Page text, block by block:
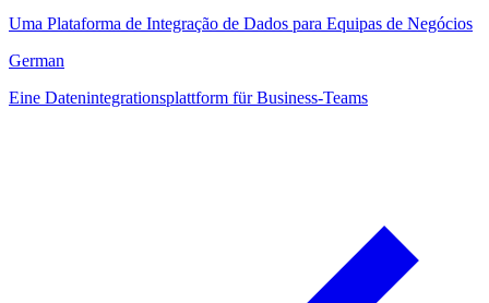
Uma Plataforma de Integração de Dados para Equipas de Negócios
German
Eine Datenintegrationsplattform für Business-Teams